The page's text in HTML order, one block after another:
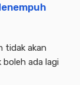
tidak akan
boleh ada lagi